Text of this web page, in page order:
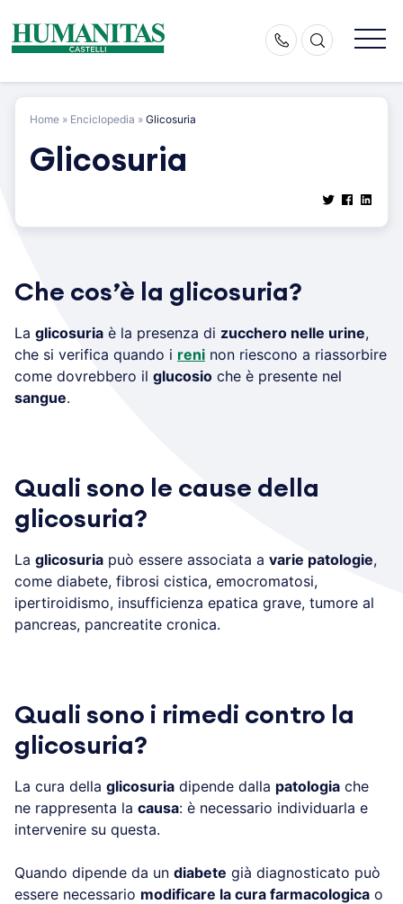
content
Home » Enciclopedia » Glicosuria
Glicosuria
Che cos’è la glicosuria?
La glicosuria è la presenza di zucchero nelle urine,
che si verifica quando i reni non riescono a riassorbire
come dovrebbero il glucosio che è presente nel
sangue.
Quali sono le cause della
glicosuria?
La glicosuria può essere associata a varie patologie,
come diabete, fibrosi cistica, emocromatosi,
ipertiroidismo, insufficienza epatica grave, tumore al
pancreas, pancreatite cronica.
Quali sono i rimedi contro la
glicosuria?
La cura della glicosuria dipende dalla patologia che
ne rappresenta la causa: è necessario individuarla e
intervenire su questa.
Quando dipende da un diabete già diagnosticato può
essere necessario modificare la cura farmacologica o